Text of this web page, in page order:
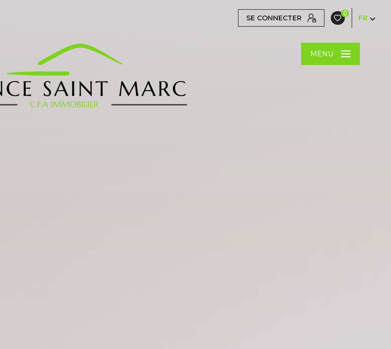
SE CONNECTER
0
FR
MENU